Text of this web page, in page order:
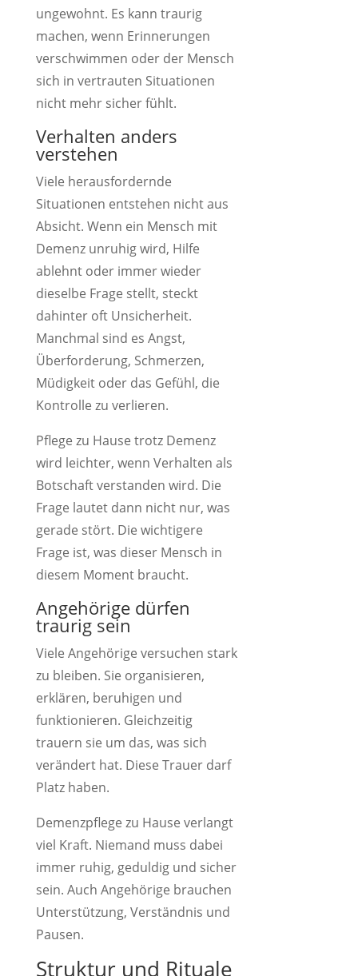
ungewohnt. Es kann traurig
machen, wenn Erinnerungen
verschwimmen oder der Mensch
sich in vertrauten Situationen
nicht mehr sicher fühlt.
Verhalten anders
verstehen
Viele herausfordernde
Situationen entstehen nicht aus
Absicht. Wenn ein Mensch mit
Demenz unruhig wird, Hilfe
ablehnt oder immer wieder
dieselbe Frage stellt, steckt
dahinter oft Unsicherheit.
Manchmal sind es Angst,
Überforderung, Schmerzen,
Müdigkeit oder das Gefühl, die
Kontrolle zu verlieren.
Pflege zu Hause trotz Demenz
wird leichter, wenn Verhalten als
Botschaft verstanden wird. Die
Frage lautet dann nicht nur, was
gerade stört. Die wichtigere
Frage ist, was dieser Mensch in
diesem Moment braucht.
Angehörige dürfen
traurig sein
Viele Angehörige versuchen stark
zu bleiben. Sie organisieren,
erklären, beruhigen und
funktionieren. Gleichzeitig
trauern sie um das, was sich
verändert hat. Diese Trauer darf
Platz haben.
Demenzpflege zu Hause verlangt
viel Kraft. Niemand muss dabei
immer ruhig, geduldig und sicher
sein. Auch Angehörige brauchen
Unterstützung, Verständnis und
Pausen.
Struktur und Rituale